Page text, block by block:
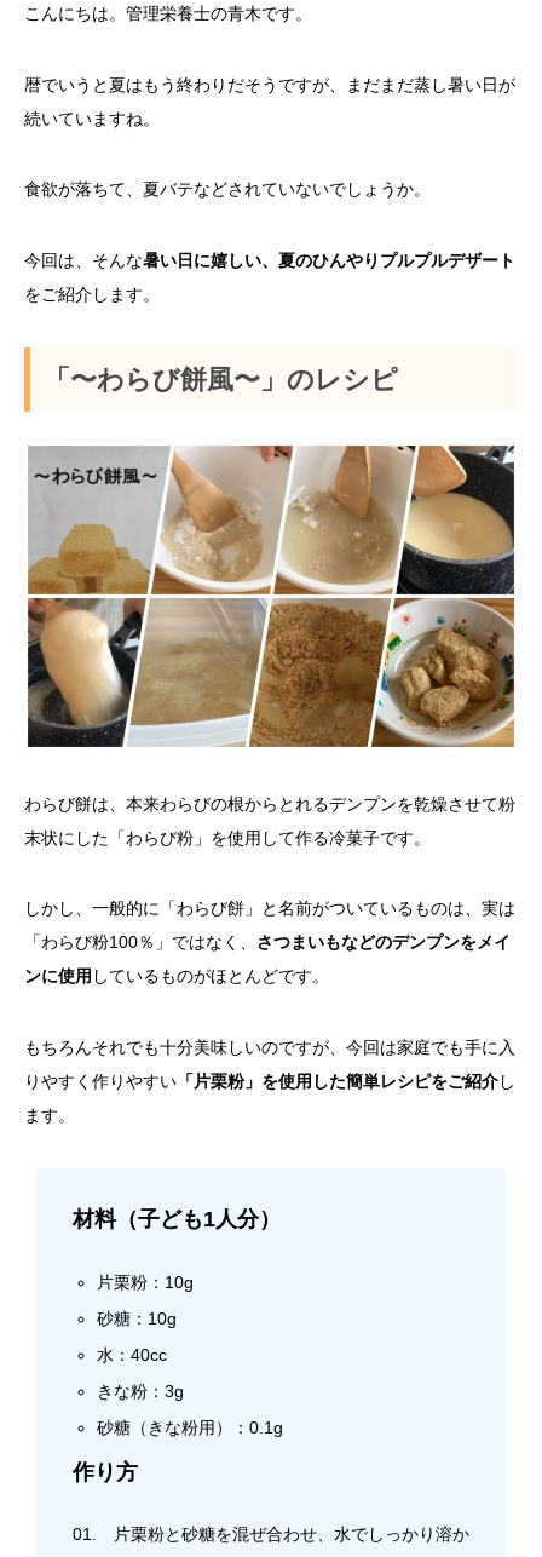
こんにちは。管理栄養士の青木です。
暦でいうと夏はもう終わりだそうですが、まだまだ蒸し暑い日が
続いていますね。
食欲が落ちて、夏バテなどされていないでしょうか。
今回は、そんな暑い日に嬉しい、夏のひんやりプルプルデザート
をご紹介します。
「〜わらび餅風〜」のレシピ
わらび餅は、本来わらびの根からとれるデンプンを乾燥させて粉
末状にした「わらび粉」を使用して作る冷菓子です。
しかし、一般的に「わらび餅」と名前がついているものは、実は
「わらび粉100％」ではなく、 さつまいもなどのデンプンをメイ
ンに使用 しているものがほとんどです。
もちろんそれでも十分美味しいのですが、今回は家庭でも手に入
りやすく作りやすい 「片栗粉」を使用した簡単レシピをご紹介し
ます。
材料（子ども1人分）
片栗粉：10g
砂糖：10g
水：40cc
きな粉：3g
砂糖（きな粉用）：0.1g
作り方
01. 片栗粉と砂糖を混ぜ合わせ、水でしっかり溶か